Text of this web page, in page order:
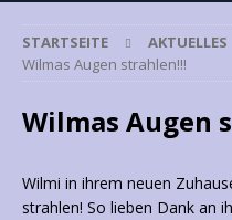
STARTSEITE AKTUELLES
Wilmas Augen strahlen!!!
Wilmas Augen
Wilmi in ihrem neuen
strahlen! So lieben Dank an